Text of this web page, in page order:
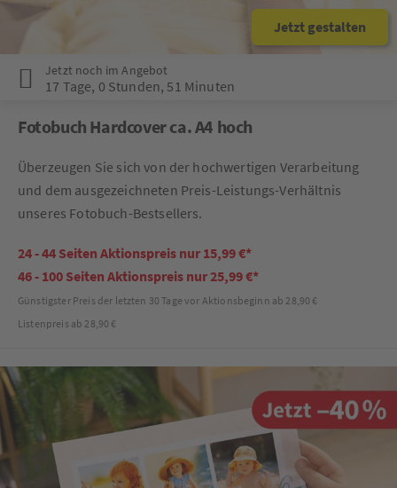
Jetzt gestalten
Jetzt noch im Angebot
17 Tage, 0 Stunden, 51 Minuten
Fotobuch Hardcover ca. A4 hoch
Überzeugen Sie sich von der hochwertigen Verarbeitung
und dem ausgezeichneten Preis-Leistungs-Verhältnis
unseres Fotobuch-Bestsellers.
24 - 44 Seiten Aktionspreis nur 15,99 €*
46 - 100 Seiten Aktionspreis nur 25,99 €*
Günstigster Preis der letzten 30 Tage vor Aktionsbeginn ab 28,90 €
Listenpreis ab 28,90 €